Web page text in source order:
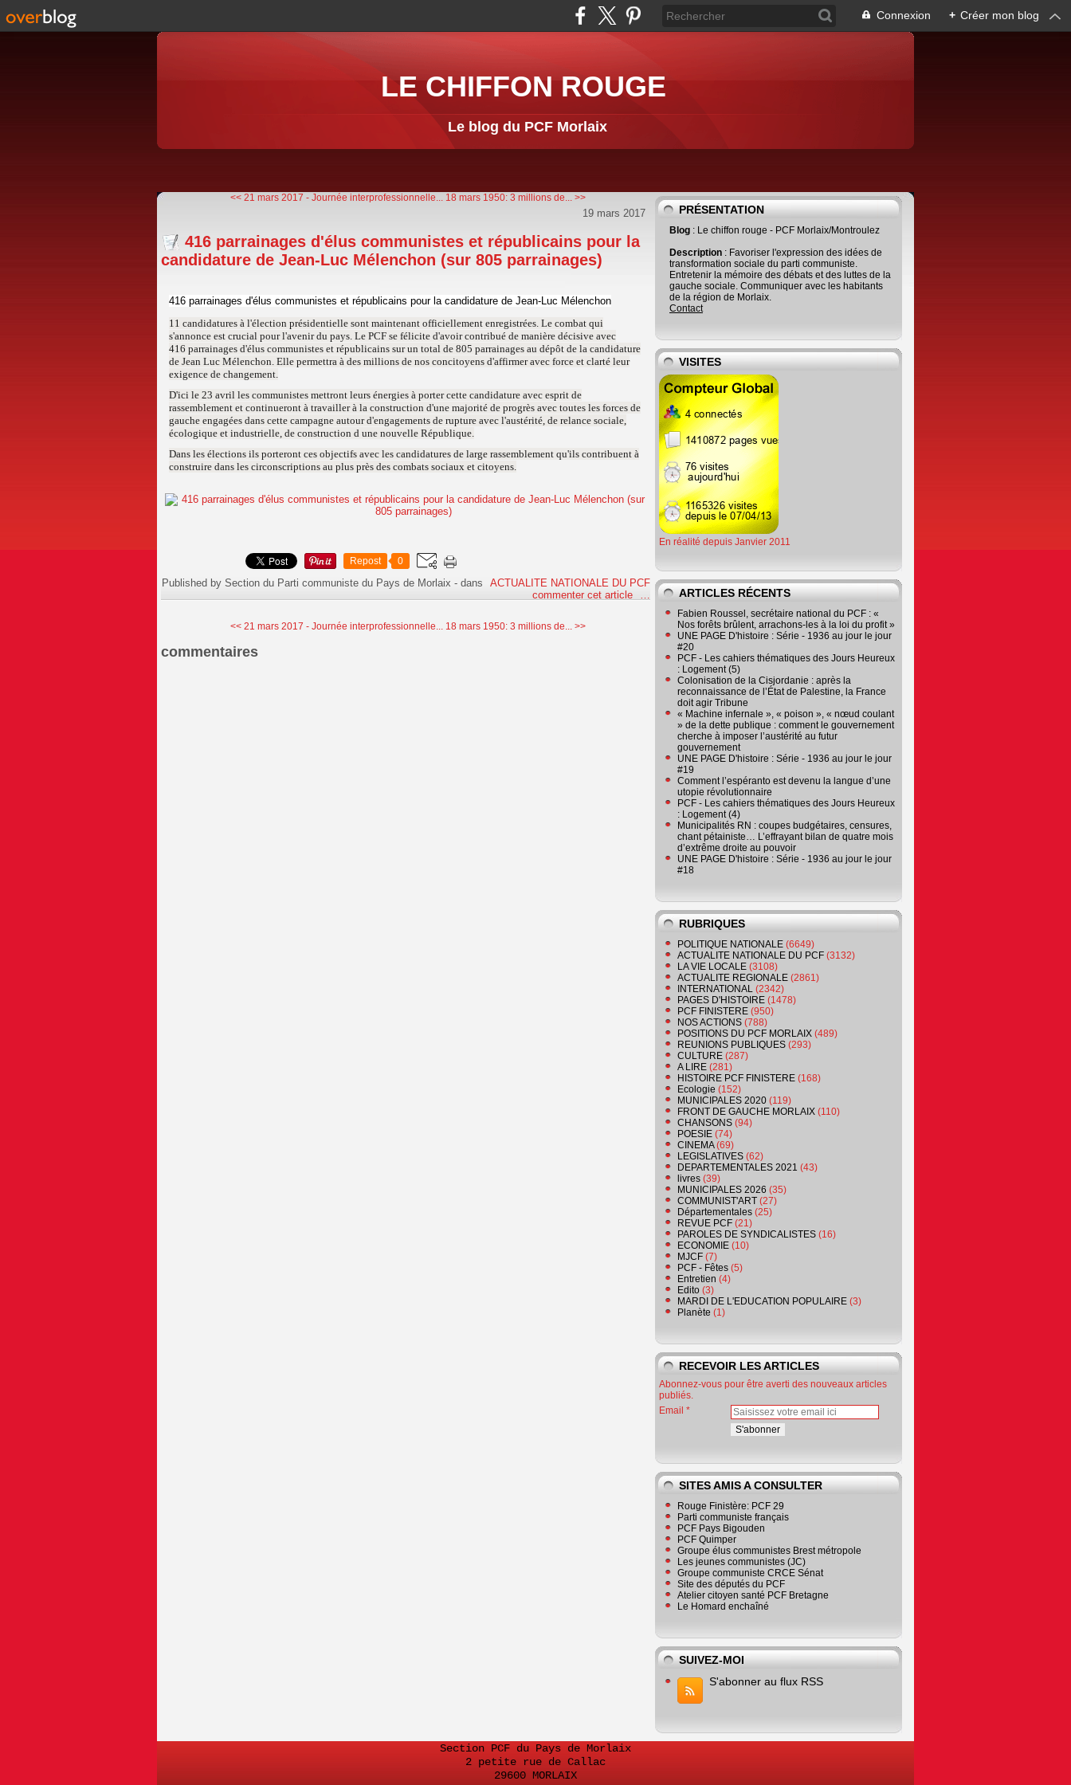
Connexion + Créer mon blog
LE CHIFFON ROUGE
Le blog du PCF Morlaix
<< 21 mars 2017 - Journée interprofessionnelle... 18 mars 1950: 3 millions de... >>
19 mars 2017
416 parrainages d'élus communistes et républicains pour la
candidature de Jean-Luc Mélenchon (sur 805 parrainages)
416 parrainages d'élus communistes et républicains pour la candidature de Jean-Luc Mélenchon
11 candidatures à l'élection présidentielle sont maintenant officiellement enregistrées. Le combat qui
s'annonce est crucial pour l'avenir du pays. Le PCF se félicite d'avoir contribué de manière décisive avec
416 parrainages d'élus communistes et républicains sur un total de 805 parrainages au dépôt de la candidature
de Jean Luc Mélenchon. Elle permettra à des millions de nos concitoyens d'affirmer avec force et clarté leur
exigence de changement.
D'ici le 23 avril les communistes mettront leurs énergies à porter cette candidature avec esprit de
rassemblement et continueront à travailler à la construction d'une majorité de progrès avec toutes les forces de
gauche engagées dans cette campagne autour d'engagements de rupture avec l'austérité, de relance sociale,
écologique et industrielle, de construction d une nouvelle République.
Dans les élections ils porteront ces objectifs avec les candidatures de large rassemblement qu'ils contribuent à
construire dans les circonscriptions au plus près des combats sociaux et citoyens.
Repost 0
Published by Section du Parti communiste du Pays de Morlaix -dans
ACTUALITE NATIONALE DU PCF
commenter cet article
…
<< 21 mars 2017 - Journée interprofessionnelle... 18 mars 1950: 3 millions de... >>
commentaires
PRÉSENTATION
Blog : Le chiffon rouge - PCF Morlaix/Montroulez
Description : Favoriser l'expression des idées de
transformation sociale du parti communiste.
Entretenir la mémoire des débats et des luttes de la
gauche sociale. Communiquer avec les habitants
de la région de Morlaix.
Contact
VISITES
En réalité depuis Janvier 2011
ARTICLES RÉCENTS
Fabien Roussel, secrétaire national du PCF : «
Nos forêts brûlent, arrachons-les à la loi du profit »
UNE PAGE D'histoire : Série - 1936 au jour le jour
#20
PCF - Les cahiers thématiques des Jours Heureux
: Logement (5)
Colonisation de la Cisjordanie : après la
reconnaissance de l’État de Palestine, la France
doit agir Tribune
« Machine infernale », « poison », « nœud coulant
» de la dette publique : comment le gouvernement
cherche à imposer l’austérité au futur
gouvernement
UNE PAGE D'histoire : Série - 1936 au jour le jour
#19
Comment l’espéranto est devenu la langue d’une
utopie révolutionnaire
PCF - Les cahiers thématiques des Jours Heureux
: Logement (4)
Municipalités RN : coupes budgétaires, censures,
chant pétainiste… L’effrayant bilan de quatre mois
d’extrême droite au pouvoir
UNE PAGE D'histoire : Série - 1936 au jour le jour
#18
RUBRIQUES
POLITIQUE NATIONALE (6649)
ACTUALITE NATIONALE DU PCF (3132)
LA VIE LOCALE (3108)
ACTUALITE REGIONALE (2861)
INTERNATIONAL (2342)
PAGES D'HISTOIRE (1478)
PCF FINISTERE (950)
NOS ACTIONS (788)
POSITIONS DU PCF MORLAIX (489)
REUNIONS PUBLIQUES (293)
CULTURE (287)
A LIRE (281)
HISTOIRE PCF FINISTERE (168)
Ecologie (152)
MUNICIPALES 2020 (119)
FRONT DE GAUCHE MORLAIX (110)
CHANSONS (94)
POESIE (74)
CINEMA(69)
LEGISLATIVES (62)
DEPARTEMENTALES 2021 (43)
livres (39)
MUNICIPALES 2026 (35)
COMMUNIST'ART (27)
Départementales (25)
REVUE PCF (21)
PAROLES DE SYNDICALISTES (16)
ECONOMIE (10)
MJCF (7)
PCF - Fêtes (5)
Entretien (4)
Edito (3)
MARDI DE L'EDUCATION POPULAIRE (3)
Planète (1)
RECEVOIR LES ARTICLES
Abonnez-vous pour être averti des nouveaux articles
publiés.
Email
SITES AMIS A CONSULTER
Rouge Finistère: PCF 29
Parti communiste français
PCF Pays Bigouden
PCF Quimper
Groupe élus communistes Brest métropole
Les jeunes communistes (JC)
Groupe communiste CRCE Sénat
Site des députés du PCF
Atelier citoyen santé PCF Bretagne
Le Homard enchaîné
SUIVEZ-MOI
S'abonner au flux RSS
Section PCF du Pays de Morlaix
2 petite rue de Callac
29600 MORLAIX